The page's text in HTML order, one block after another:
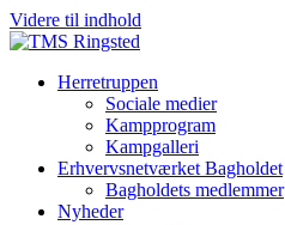
Videre til indhold
Herretruppen
Sociale medier
Kampprogram
Kampgalleri
Erhvervsnetværket Bagholdet
Bagholdets medlemmer
Nyheder